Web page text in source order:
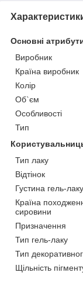
Основні
Виробник
Країна виробник
Колір
Об`єм
Особливості
Тип
Тип лаку
Відтінок
Густина гель-лаку
Країна
сировини
Призначення
Тип гель-лаку
Тип
Щільність